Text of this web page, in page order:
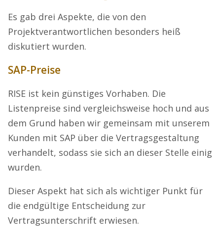
Es gab drei Aspekte, die von den
Projektverantwortlichen besonders heiß
diskutiert wurden.
SAP-Preise
RISE ist kein günstiges Vorhaben. Die
Listenpreise sind vergleichsweise hoch und aus
dem Grund haben wir gemeinsam mit unserem
Kunden mit SAP über die Vertragsgestaltung
verhandelt, sodass sie sich an dieser Stelle einig
wurden.
Dieser Aspekt hat sich als wichtiger Punkt für
die endgültige Entscheidung zur
Vertragsunterschrift erwiesen.